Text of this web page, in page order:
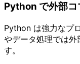
Python で外部
Python は強力なプ
やデータ処理では外
す。